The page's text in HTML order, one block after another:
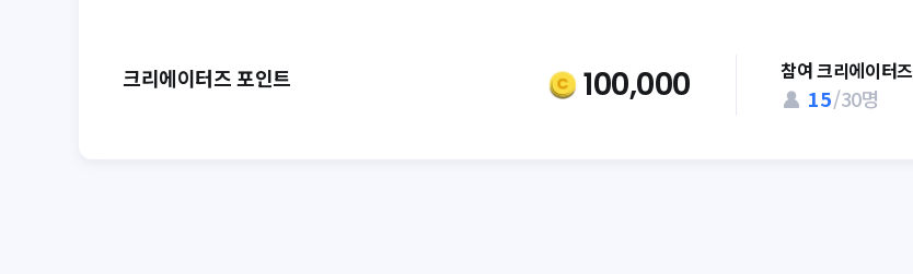
크리에이터즈 포인트 100,000 참여 크리에이터즈
15/30명